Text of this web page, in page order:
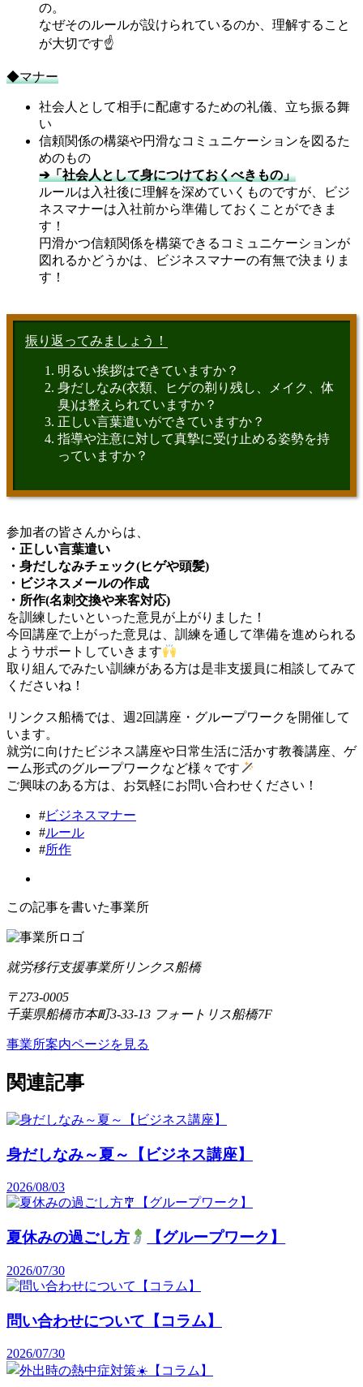
の。
なぜそのルールが設けられているのか、理解すること
が大切です☝️
◆マナー
社会人として相手に配慮するための礼儀、立ち振る舞
い
信頼関係の構築や円滑なコミュニケーションを図るた
めのもの
➔「社会人として身につけておくべきもの」
ルールは入社後に理解を深めていくものですが、ビジ
ネスマナーは入社前から準備しておくことができま
す！
円滑かつ信頼関係を構築できるコミュニケーションが
図れるかどうかは、ビジネスマナーの有無で決まりま
す！
振り返ってみましょう！
明るい挨拶はできていますか？
身だしなみ(衣類、ヒゲの剃り残し、メイク、体
臭)は整えられていますか？
正しい言葉遣いができていますか？
指導や注意に対して真摯に受け止める姿勢を持
っていますか？
参加者の皆さんからは、
・正しい言葉遣い
・身だしなみチェック(ヒゲや頭髪)
・ビジネスメールの作成
・所作(名刺交換や来客対応)
を訓練したいといった意見が上がりました！
今回講座で上がった意見は、訓練を通して準備を進められる
ようサポートしていきます
取り組んでみたい訓練がある方は是非支援員に相談してみて
くださいね！
リンクス船橋では、週2回講座・グループワークを開催して
います。
就労に向けたビジネス講座や日常生活に活かす教養講座、ゲ
ーム形式のグループワークなど様々です
ご興味のある方は、お気軽にお問い合わせください！
#ビジネスマナー
#ルール
#所作
この記事を書いた事業所
就労移行支援事業所リンクス船橋
〒273-0005
千葉県船橋市本町3-33-13 フォートリス船橋7F
事業所案内ページを見る
関連記事
身だしなみ～夏～【ビジネス講座】
2026/08/03
夏休みの過ごし方 【グループワーク】
2026/07/30
問い合わせについて【コラム】
2026/07/30